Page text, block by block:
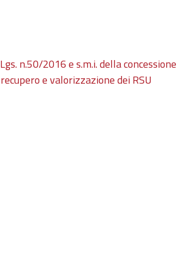
n.50/2016 e s.m.i. della concessione
e valorizzazione dei RSU